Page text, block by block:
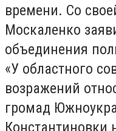
времени. Со
Москаленко
объединения
«У областного
возражений
громад
Константиновки